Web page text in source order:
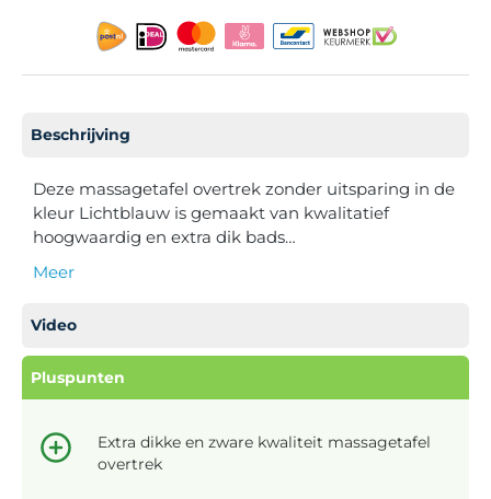
Beschrijving
Deze massagetafel overtrek zonder uitsparing in de
kleur Lichtblauw is gemaakt van kwalitatief
hoogwaardig en extra dik bads…
Meer
Video
Pluspunten
Extra dikke en zware kwaliteit massagetafel
overtrek